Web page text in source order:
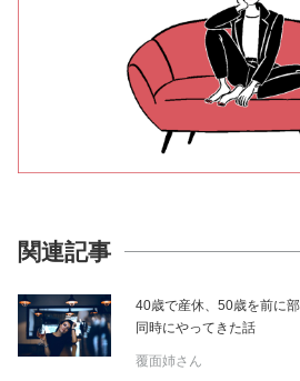
関連記事
40歳で産休、50歳を前に
同時にやってきた話
覆面姉さん